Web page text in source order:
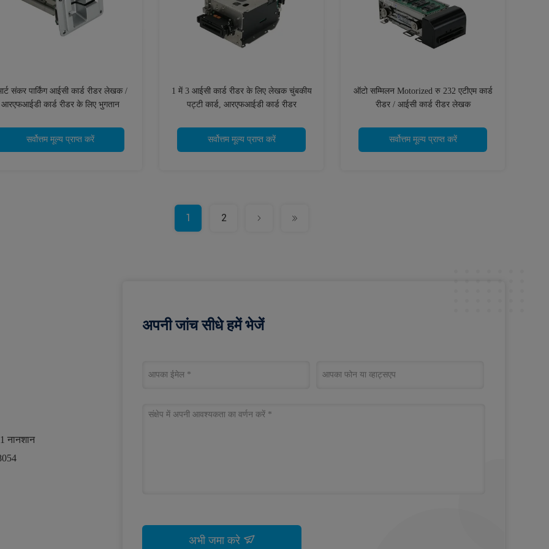
संकर पार्किंग आईसी कार्ड रीडर लेखक /
आरएफआईडी कार्ड रीडर के लिए भुगतान
सर्वोत्तम मूल्य प्राप्त करें
1 में 3 आईसी कार्ड रीडर के लिए लेखक चुंबकीय
पट्टी कार्ड, आरएफआईडी कार्ड रीडर
सर्वोत्तम मूल्य प्राप्त करें
ऑटो सम्मिलन Motorized रु 232 एटीएम कार्ड
रीडर / आईसी कार्ड रीडर लेखक
सर्वोत्तम मूल्य प्राप्त करें
1 2
नानशान
अपनी जांच सीधे हमें भेजें
अभी जमा करे